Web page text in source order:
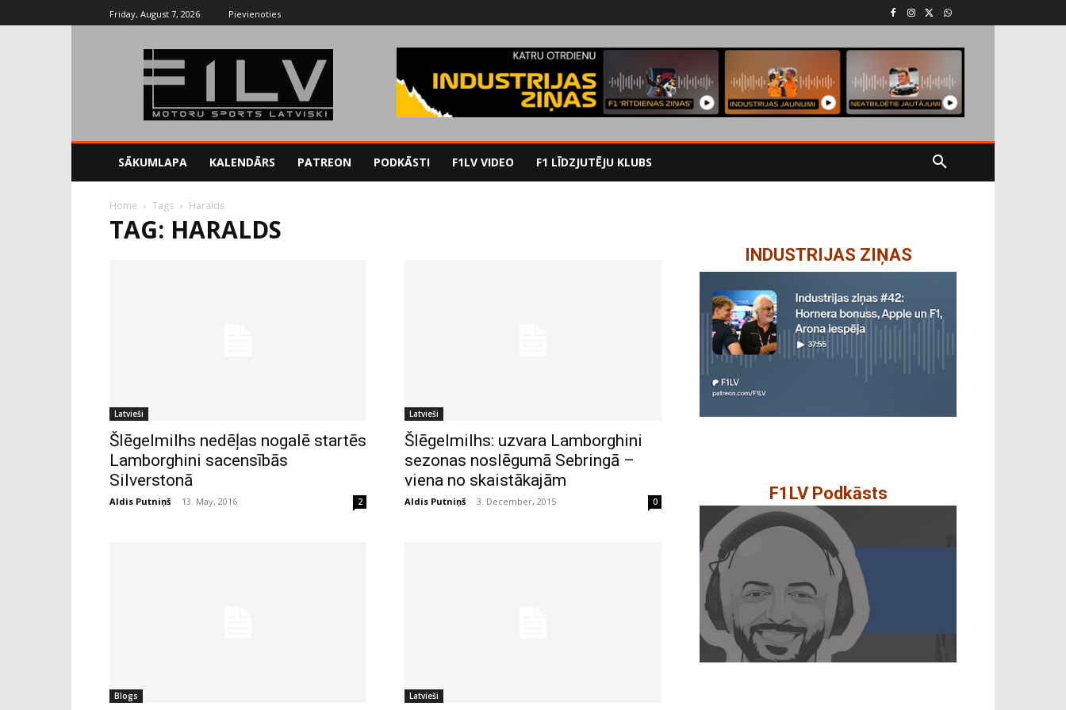
Friday, August 7, 2026 Pievienoties
SĀKUMLAPA KALENDĀRS PATREON PODKĀSTI F1LV VIDEO F1 LĪDZJUTĒJU KLUBS
Home Tags Haralds
TAG: HARALDS
Latvieši
Šlēgelmilhs nedēļas nogalē startēs
Lamborghini sacensībās
Silverstonā
Aldis Putniņš - 13. May, 2016 2
Latvieši
Šlēgelmilhs: uzvara Lamborghini
sezonas noslēgumā Sebringā –
viena no skaistākajām
Aldis Putniņš - 3. December, 2015 0
Blogs Latvieši
INDUSTRIJAS ZIŅAS
F1LV Podkāsts